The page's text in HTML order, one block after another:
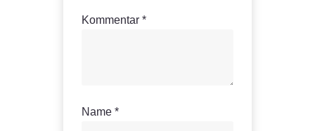
Kommentar*
Name*